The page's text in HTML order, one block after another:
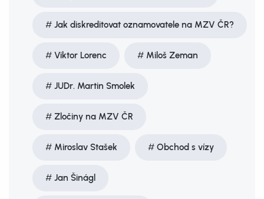
Jak diskreditovat oznamovatele na MZV ČR?
Viktor Lorenc Miloš Zeman
JUDr. Martin Smolek
Zločiny na MZV ČR
Miroslav Stašek Obchod s vízy
Jan Šinágl